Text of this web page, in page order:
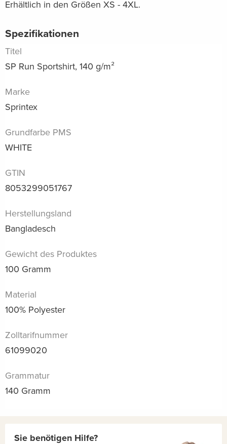
Erhältlich in den Größen XS - 4XL.
Spezifikationen
Titel
SP Run Sportshirt, 140 g/m²
Marke
Sprintex
Grundfarbe PMS
WHITE
GTIN
8053299051767
Herstellungsland
Bangladesch
Gewicht des Produktes
100 Gramm
Material
100% Polyester
Zolltarifnummer
61099020
Grammatur
140 Gramm
Sie benötigen Hilfe?